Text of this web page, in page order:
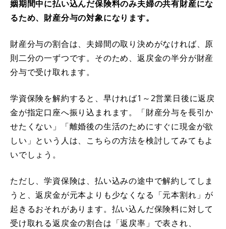
姻期間中に払い込んだ保険料のみ夫婦の共有財産にな
るため、財産分与の対象になります。
財産分与の割合は、夫婦間の取り決めがなければ、原
則二分の一ずつです。そのため、返戻金の半分が財産
分与で受け取れます。
学資保険を解約すると、早ければ1～2営業日後に返戻
金が指定口座へ振り込まれます。「財産分与を長引か
せたくない」「離婚後の生活のためにすぐに現金が欲
しい」という人は、こちらの方法を検討してみてもよ
いでしょう。
ただし、学資保険は、払い込みの途中で解約してしま
うと、返戻金が元本よりも少なくなる「元本割れ」が
起きるおそれがあります。払い込んだ保険料に対して
受け取れる返戻金の割合は「返戻率」で表され、